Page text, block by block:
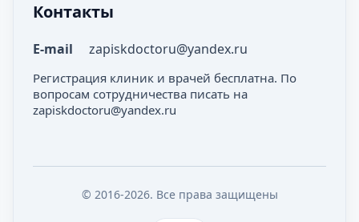
Контакты
E-mail zapiskdoctoru@yandex.ru
Регистрация клиник и врачей бесплатна. По
вопросам сотрудничества писать на
zapiskdoctoru@yandex.ru
© 2016-2026. Все права защищены